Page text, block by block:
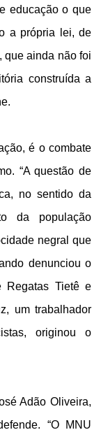
educação o que
a própria lei, de
que ainda não foi
construída a
é o combate
“A questão de
no sentido da
da população
negral que
denunciou o
Regatas Tietê e
um trabalhador
originou o
Adão Oliveira,
“O MNU